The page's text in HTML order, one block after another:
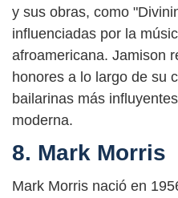
y sus obras, como
influenciadas por la
afroamericana. Jamison
honores a lo largo de su
bailarinas más
moderna.
8. Mark Morris
Mark Morris nació en